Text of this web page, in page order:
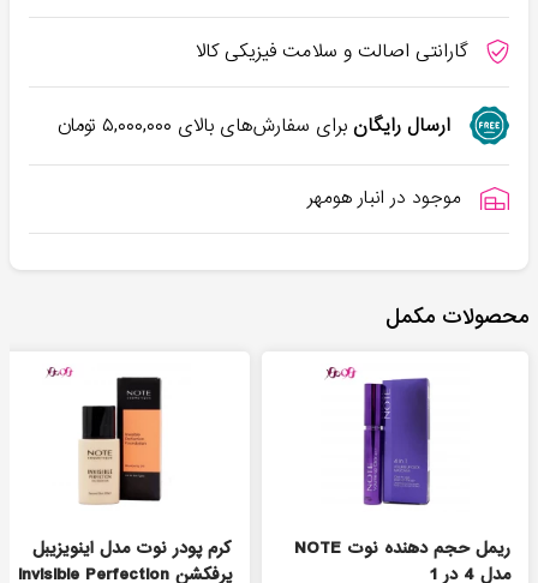
گارانتی اصالت و سلامت فیزیکی کالا
ارسال رایگانبرای سفارش‌های بالای ۵,۰۰۰,۰۰۰تومان
موجود در انبار هومهر
محصولات مکمل
ریمل حجم دهنده نوت NOTE
مدل 4 در 1
کرم پودر نوت مدل اینویزیبل
پرفکشن Invisible Perfection